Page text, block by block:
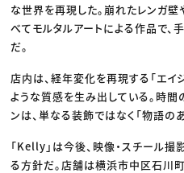
な世界を再現した。崩れたレンガ
べてモルタルアートによる作品で
だ。
店内は、経年変化を再現する「エイ
ような質感を生み出している。時
ンは、単なる装飾ではなく「物語の
「Kelly」は今後、映像・スチール
る方針だ。店舗は横浜市中区石川